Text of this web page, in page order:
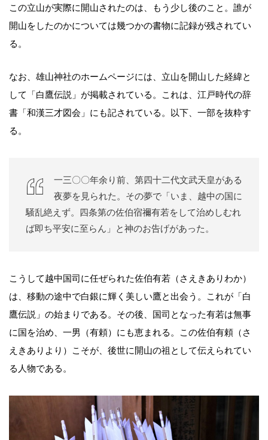
この立山が実際に開山されたのは、もう少し後のこと。誰が
開山をしたのかについては幾つかの書物に記録が残されてい
る。
なお、雄山神社のホームページには、立山を開山した経緯と
して「白鷹伝説」が掲載されている。これは、江戸時代の辞
書「和漢三才図会」にも記されている。以下、一部を抜粋す
る。
一三〇〇年余り前、第四十二代文武天皇がある
夜夢を見られた。その夢で「いま、越中の国に
騒乱絶えず。四条第の佐伯宿禰有若をして治めしむれ
ば即ち平安に至らん」と神のお告げがあった。
こうして越中国司に任ぜられた佐伯有若（さえきありわか）
は、移動の途中で白銀に輝く美しい鷹と出会う。これが「白
鷹伝説」の始まりである。その後、国司となった有若は無事
に国を治め、一男（有頼）にも恵まれる。この佐伯有頼（さ
えきありより）こそが、後世に開山の祖として伝えられてい
る人物である。